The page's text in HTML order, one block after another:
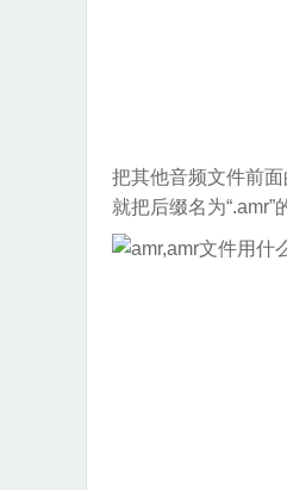
把其他音频文件前
就把后缀名为“.amr”